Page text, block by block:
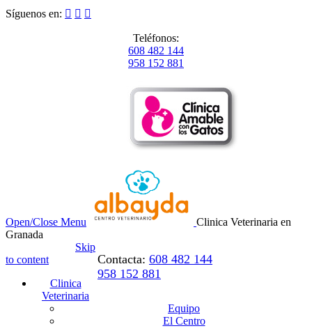
Síguenos en:   
Teléfonos:
608 482 144
958 152 881
Open/Close Menu
Clinica Veterinaria en
Granada
Contacta: 608 482 144
958 152 881
Skip
to content
Clinica
Veterinaria
Equipo
El Centro